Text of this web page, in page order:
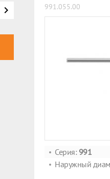
991.055.00
Серия: 991
Наружный